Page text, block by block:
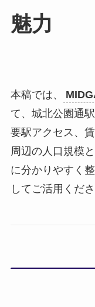
魅力
本稿では、
て、城北公園通
要駅アクセス、
周辺の人口規模
に分かりやすく
してご活用くださ